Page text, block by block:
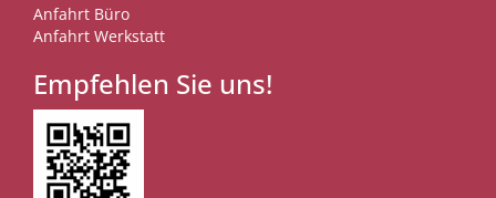
Anfahrt Büro
Anfahrt Werkstatt
Empfehlen Sie uns!